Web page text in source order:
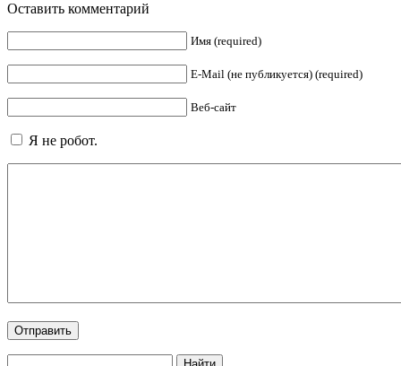
Оставить комментарий
Имя (required)
E-Mail (не публикуется) (required)
Веб-сайт
Я не робот.